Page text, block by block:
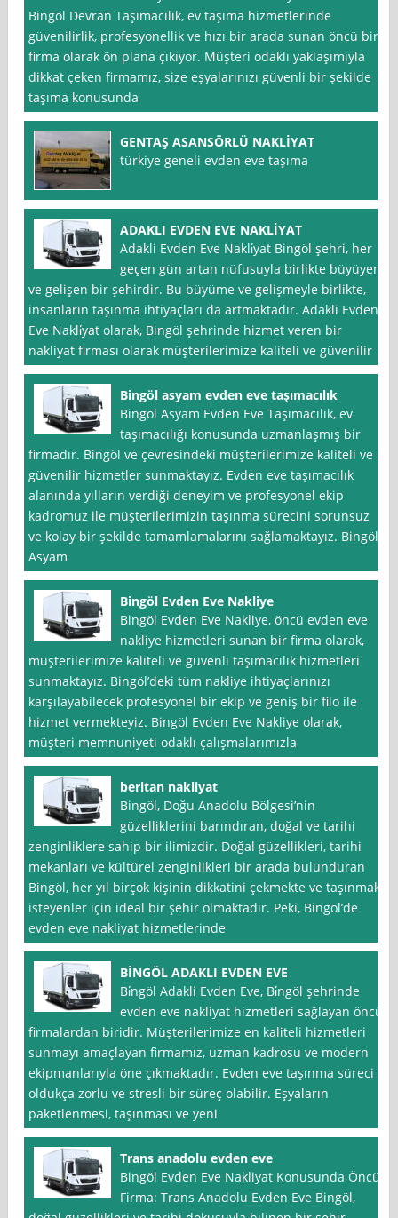
Bingöl Devran Taşımacılık, ev taşıma hizmetlerinde
güvenilirlik, profesyonellik ve hızı bir arada sunan öncü bir
firma olarak ön plana çıkıyor. Müşteri odaklı yaklaşımıyla
dikkat çeken firmamız, size eşyalarınızı güvenli bir şekilde
taşıma konusunda
GENTAŞ ASANSÖRLÜ NAKLİYAT
türkiye geneli evden eve taşıma
ADAKLI EVDEN EVE NAKLİYAT
Adakli Evden Eve Nakli̇yat Bingöl şehri, her
geçen gün artan nüfusuyla birlikte büyüyen
ve gelişen bir şehirdir. Bu büyüme ve gelişmeyle birlikte,
insanların taşınma ihtiyaçları da artmaktadır. Adakli Evden
Eve Nakli̇yat olarak, Bingöl şehrinde hizmet veren bir
nakliyat firması olarak müşterilerimize kaliteli ve güvenilir
Bingöl asyam evden eve taşımacılık
Bingöl Asyam Evden Eve Taşımacılık, ev
taşımacılığı konusunda uzmanlaşmış bir
firmadır. Bingöl ve çevresindeki müşterilerimize kaliteli ve
güvenilir hizmetler sunmaktayız. Evden eve taşımacılık
alanında yılların verdiği deneyim ve profesyonel ekip
kadromuz ile müşterilerimizin taşınma sürecini sorunsuz
ve kolay bir şekilde tamamlamalarını sağlamaktayız. Bingöl
Asyam
Bingöl Evden Eve Nakliye
Bingöl Evden Eve Nakliye, öncü evden eve
nakliye hizmetleri sunan bir firma olarak,
müşterilerimize kaliteli ve güvenli taşımacılık hizmetleri
sunmaktayız. Bingöl’deki tüm nakliye ihtiyaçlarınızı
karşılayabilecek profesyonel bir ekip ve geniş bir filo ile
hizmet vermekteyiz. Bingöl Evden Eve Nakliye olarak,
müşteri memnuniyeti odaklı çalışmalarımızla
beritan nakliyat
Bingöl, Doğu Anadolu Bölgesi’nin
güzelliklerini barındıran, doğal ve tarihi
zenginliklere sahip bir ilimizdir. Doğal güzellikleri, tarihi
mekanları ve kültürel zenginlikleri bir arada bulunduran
Bingöl, her yıl birçok kişinin dikkatini çekmekte ve taşınmak
isteyenler için ideal bir şehir olmaktadır. Peki, Bingöl’de
evden eve nakliyat hizmetlerinde
BİNGÖL ADAKLI EVDEN EVE
Bi̇ngöl Adakli Evden Eve, Bi̇ngöl şehrinde
evden eve nakliyat hizmetleri sağlayan öncü
firmalardan biridir. Müşterilerimize en kaliteli hizmetleri
sunmayı amaçlayan firmamız, uzman kadrosu ve modern
ekipmanlarıyla öne çıkmaktadır. Evden eve taşınma süreci
oldukça zorlu ve stresli bir süreç olabilir. Eşyaların
paketlenmesi, taşınması ve yeni
Trans anadolu evden eve
Bingöl Evden Eve Nakliyat Konusunda Öncü
Firma: Trans Anadolu Evden Eve Bingöl,